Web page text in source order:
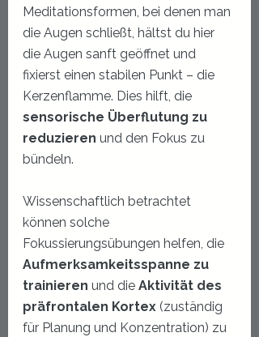
Meditationsformen, bei denen man
die Augen schließt, hältst du hier
die Augen sanft geöffnet und
fixierst einen stabilen Punkt – die
Kerzenflamme. Dies hilft, die
sensorische Überflutung zu
reduzieren und den Fokus zu
bündeln.
Wissenschaftlich betrachtet
können solche
Fokussierungsübungen helfen, die
Aufmerksamkeitsspanne zu
trainieren und die Aktivität des
präfrontalen Kortex (zuständig
für Planung und Konzentration) zu